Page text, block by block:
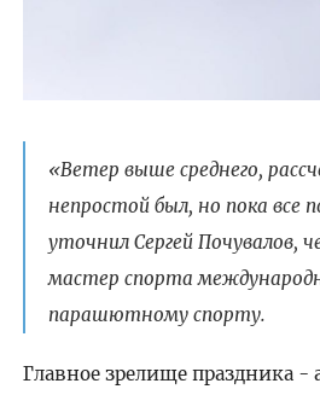
«Ветер выше среднего,
непростой был, но пока все
уточнил Сергей Почувалов,
мастер спорта
парашютному спорту.
Главное зрелище праздника -